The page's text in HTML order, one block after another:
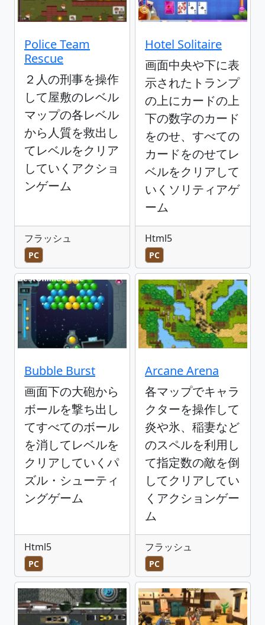
Police Team
Rescue
２人の刑事を操作
して屋敷のレベル
マップの各レベル
から人質を救出し
てレベルをクリア
していくアクショ
ンゲーム
フラッシュ
PC
Hotel Solitaire
画面中央や下に表
示されたトランプ
の上にカードの上
下の数字のカード
をのせ、すべての
カードをのせてレ
ベルをクリアして
いくソリティアゲ
ーム
Html5
PC
Bubble Burst
画面下の大砲から
ボールを撃ち出し
てすべてのボール
を消してレベルを
クリアしていくパ
ズル・シューティ
ングゲーム
Html5
PC
Arcane Arena
各マップでキャラ
クターを操作して
炎や氷、稲妻など
のスペルを利用し
て指定数の敵を倒
してクリアしてい
くアクションゲー
ム
フラッシュ
PC